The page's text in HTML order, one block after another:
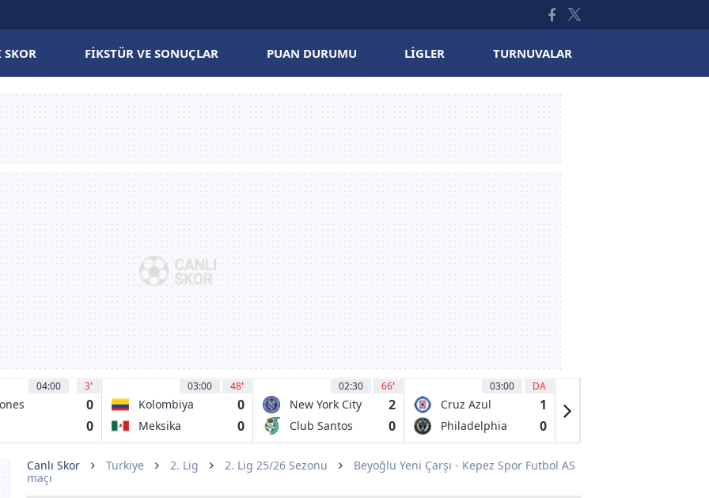
SKOR FIKSTÜR VE SONUÇLAR PUAN DURUMU LIGLER TURNUVALAR
04:00 3'
UDEG
0
0
03:00 48'
Kolombiya 0
Meksika 0
02:30 66'
New York City
FC
2
Club Santos
0
03:00 DA
Cruz Azul 1
Philadelphia
0
Canlı Skor Turkiye 2. Lig 2. Lig 25/26 Sezonu
Beyoğlu Yeni Çarşı - Kepez Spor Futbol AS
maçı